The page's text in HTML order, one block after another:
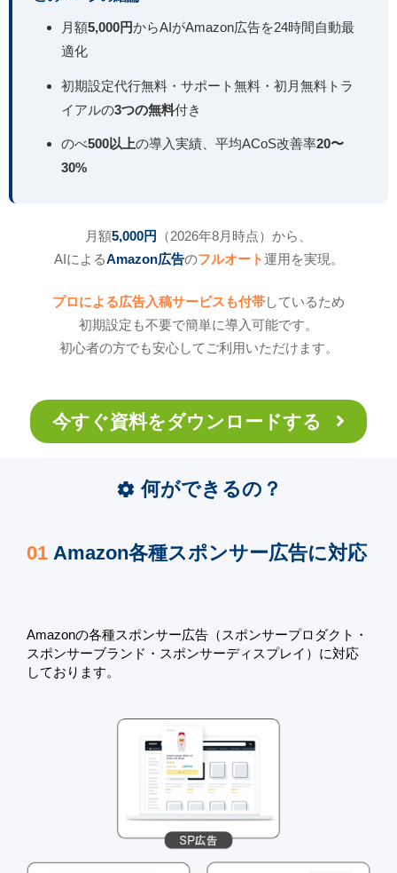
月額5,000円からAIがAmazon広告を24時間自動最
適化
初期設定代行無料・サポート無料・初月無料トラ
イアルの3つの無料付き
のべ500以上の導入実績、平均ACoS改善率20〜
30%
月額5,000円
（2026年8月時点）から、
AIによるAmazon広告のフルオート運用を実現。
プロによる広告入稿サービスも付帯しているため
初期設定も不要で簡単に導入可能です。
初心者の方でも安心してご利用いただけます。
今すぐ資料をダウンロードする
settings 何ができるの？
01 Amazon各種スポンサー広告に対応
Amazonの各種スポンサー広告（スポンサープロダクト・
スポンサーブランド・スポンサーディスプレイ）に対応
しております。